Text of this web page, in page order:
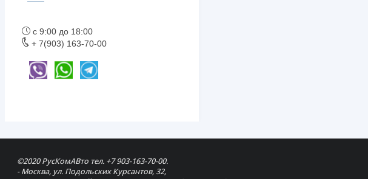
с 9:00 до 18:00
+ 7(903) 163-70-00
©2020 РусКомАВто тел. +7 903-163-70-00.
- Москва, ул. Подольских Курсантов, 32,